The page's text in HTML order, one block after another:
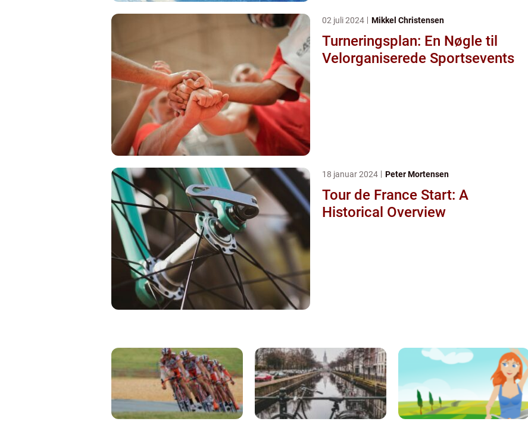
02 juli 2024 Mikkel Christensen
Turneringsplan: En Nøgle til
Velorganiserede Sportsevents
18 januar 2024 Peter Mortensen
Tour de France Start: A
Historical Overview